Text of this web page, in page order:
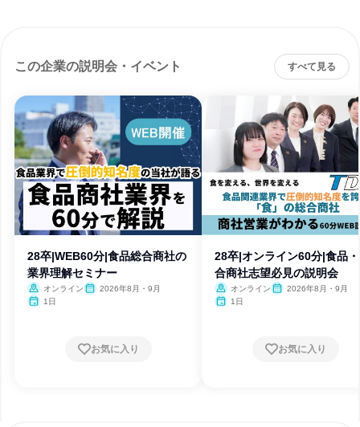
この企業の説明会・イベント すべて見る
28卒|WEB60分|食品総合商社の
業界理解セミナー
オンライン
2026年8月・9月
1日
お気に入り
28卒|オンライン60分|食品
合商社志望必見の説明会
オンライン
2026年8月・9月
1日
お気に入り